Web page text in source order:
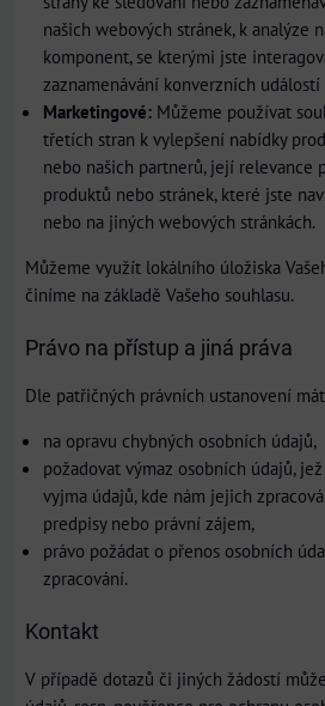
našich webových stránek, k analýze
komponent, se kterými jste
zaznamenávání konverzních událostí
Marketingové: Můžeme používat
třetích stran k vylepšení nabídky
nebo našich partnerů, její relevance
produktů nebo stránek, které jste
nebo na jiných webových stránkách.
Můžeme využít lokálního úložiska
činíme na základě Vašeho souhlasu.
Právo na přístup a jiná práva
Dle patřičných právních ustanovení
na opravu chybných osobních údajů,
požadovat výmaz osobních údajů,
vyjma údajů, kde nám jejich
predpisy nebo právní zájem,
právo požádat o přenos osobních
zpracování.
Kontakt
V případě dotazů či jiných žádostí